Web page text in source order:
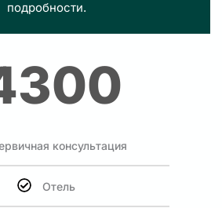
подробности.
консультация
Отель